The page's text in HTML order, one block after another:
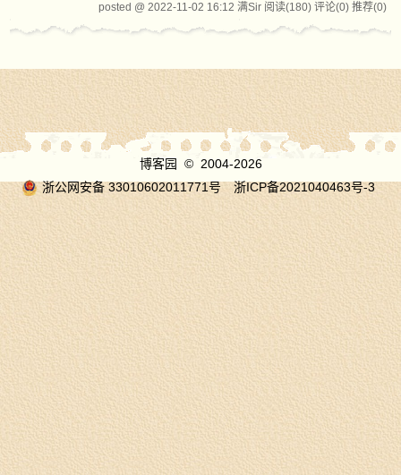
posted @ 2022-11-02 16:12 满Sir 阅读(180) 评论(0) 推荐(0)
博客园
© 2004-2026
浙公网安备 33010602011771号
浙ICP备2021040463号-3